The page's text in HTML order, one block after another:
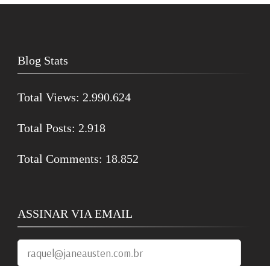
Blog Stats
Total Views: 2.990.624
Total Posts: 2.918
Total Comments: 18.852
ASSINAR VIA EMAIL
raquel@janeausten.com.br